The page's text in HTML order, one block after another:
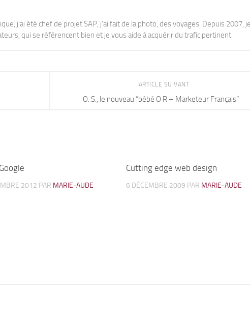
j'ai été chef de projet SAP, j'ai fait de la photo, des voyages. Depuis 2007,
qui se référencent bien et je vous aide à acquérir du trafic pertinent.
ARTICLE SUIVANT
O. S., le nouveau “bébé O R – Marketeur Français”
2012 PAR MARIE-AUDE
Cutting edge web design
6 DÉCEMBRE 2009 PAR MARIE-AUDE